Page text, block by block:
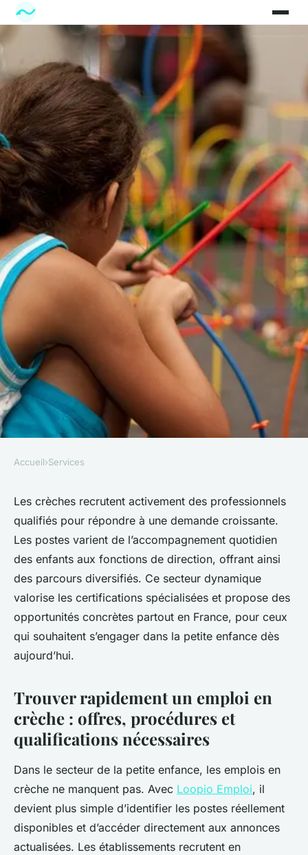
Emploi en crèche : des
opportunités à saisir dès
maintenant
Éléna•19 juillet 2025•4 min de lecture
Accueil›Services
Les crèches recrutent activement des professionnels
qualifiés pour répondre à une demande croissante.
Les postes varient de l’accompagnement quotidien
des enfants aux fonctions de direction, offrant ainsi
des parcours diversifiés. Ce secteur dynamique
valorise les certifications spécialisées et propose des
opportunités concrètes partout en France, pour ceux
qui souhaitent s’engager dans la petite enfance dès
aujourd’hui.
Trouver rapidement un emploi en
crèche : offres, procédures et
qualifications nécessaires
Dans le secteur de la petite enfance, les emplois en
crèche ne manquent pas. Avec Loopio Emploi, il
devient plus simple d’identifier les postes réellement
disponibles et d’accéder directement aux annonces
actualisées. Les établissements recrutent en